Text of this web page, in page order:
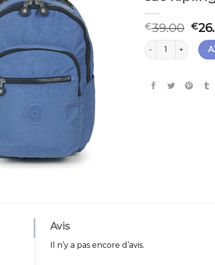
€39.00 €
quantité de sac
Avis
Il n’y a pas encore d’avis.